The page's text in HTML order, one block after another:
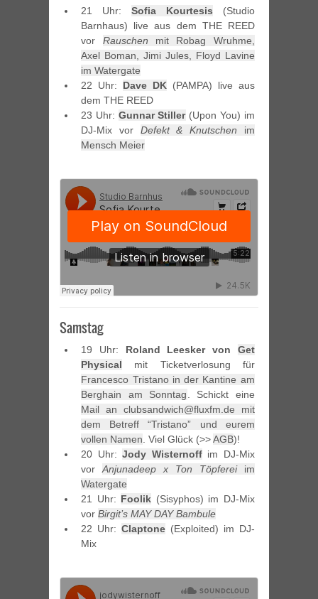
21 Uhr: Sofia Kourtesis (Studio
Barnhaus) live aus dem THE REED
vor Rauschen mit Robag Wruhme,
Axel Boman, Jimi Jules, Floyd Lavine
im Watergate
22 Uhr: Dave DK (PAMPA) live aus
dem THE REED
23 Uhr: Gunnar Stiller(Upon You) im
DJ-Mix vor Defekt & Knutschen im
Mensch Meier
Samstag
19 Uhr: Roland Leesker von Get
Physical mit Ticketverlosung für
Francesco Tristano in der Kantine am
Berghain am Sonntag. Schickt eine
Mail an clubsandwich@fluxfm.de mit
dem Betreff “Tristano” und eurem
vollen Namen. Viel Glück (>>AGB)!
20 Uhr:Jody Wisternoffim DJ-Mix
vorAnjunadeep x Ton Töpfereiim
Watergate
21 Uhr: Foolik (Sisyphos) im DJ-Mix
vorBirgit’s MAY DAY Bambule
22 Uhr:Claptone (Exploited) im DJ-
Mix